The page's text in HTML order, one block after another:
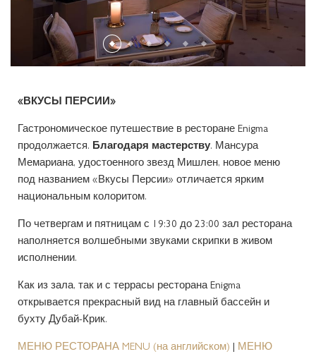
ЛЮКСЫ SIGNATURE
ЛЮКСЫ IMPERIAL
РЕСТОРАН ENIGMA
БАР И ЛАУНЖ Q’S
РЕСТОРАН AMALFI
LA PISCINA
КОНФЕРЕНЦ-ЗАЛЫ
ТЕХНИЧЕСКИЕ ВОЗМОЖНОСТИ
ЗАПЛАНИРУЙТЕ МЕРОПРИЯТИЕ
СПА-ЦЕНТР THE SPA
УСЛУГИ СПА-ЦЕНТРА THE SPA
СПА-СТУДИЯ МАНИКЮРА
THE SALON
УСЛУГИ И УДОБСТВА
БАССЕЙНЫ
ТРАНСПОРТНЫЕ УСЛУГИ
ФИТНЕС-ЦЕНТР
BEST RATE GUARANTEE
AWARDS
«ВКУСЫ ПЕРСИИ»
Гастрономическое путешествие в ресторане Enigma
продолжается. Благодаря мастерству. Мансура
Мемариана, удостоенного звезд Мишлен, новое меню
под названием «Вкусы Персии» отличается ярким
национальным колоритом.
По четвергам и пятницам с 19:30 до 23:00 зал ресторана
наполняется волшебными звуками скрипки в живом
исполнении.
Как из зала, так и с террасы ресторана Enigma
открывается прекрасный вид на главный бассейн и
бухту Дубай-Крик.
МЕНЮ РЕСТОРАНА MENU (на английском)
МЕНЮ